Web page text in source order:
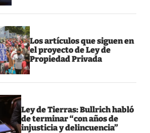
Los artículos que siguen en
el proyecto de Ley de
Propiedad Privada
Ley de Tierras: Bullrich habló
de terminar “con años de
injusticia y delincuencia”